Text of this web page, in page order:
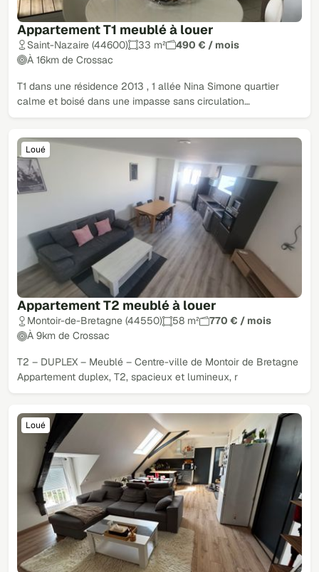
Appartement T1 meublé à louer
Saint-Nazaire (44600) 33 m²
490 € / mois
À 16km de Crossac
T1 dans une résidence 2013 , 1 allée Nina Simone quartier
calme et boisé dans une impasse sans circulation…
Appartement T2 meublé à louer
Loué
Montoir-de-Bretagne (44550) 58 m²
770 € / mois
À 9km de Crossac
T2 – DUPLEX – Meublé – Centre-ville de Montoir de Bretagne
Appartement duplex, T2, spacieux et lumineux, r
Loué